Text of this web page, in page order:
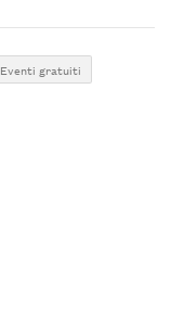
Eventi gratuiti